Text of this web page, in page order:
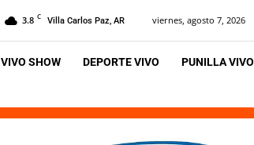
3.8 C Villa Carlos Paz, AR viernes, agosto 7, 2026
VIVO SHOW DEPORTE VIVO PUNILLA VIVO